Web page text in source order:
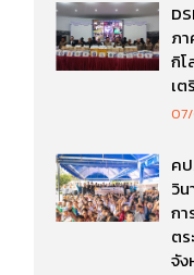
ภ
กิ
เ
ค
วิ
กา
ต
จั